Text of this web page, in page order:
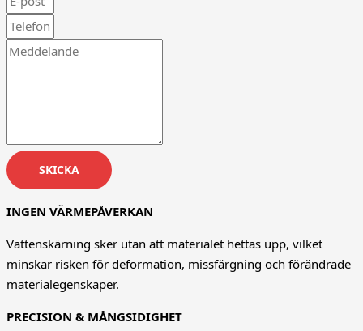
SKICKA
INGEN VÄRMEPÅVERKAN
Vattenskärning sker utan att materialet hettas upp, vilket
minskar risken för deformation, missfärgning och förändrade
materialegenskaper.
PRECISION & MÅNGSIDIGHET